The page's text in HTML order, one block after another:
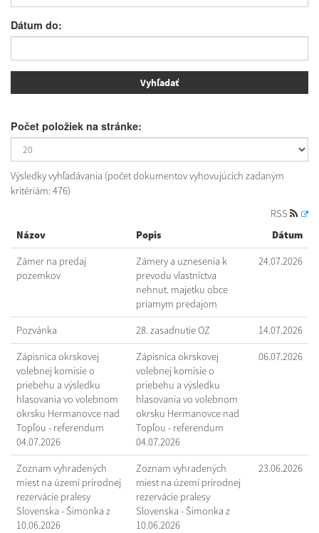
Dátum do:
Počet položiek na stránke:
Výsledky vyhľadávania (počet dokumentov vyhovujúcich zadaným
kritériám: 476)
RSS
Názov
Popis Dátum
Zámer na predaj
pozemkov
Zámery a uznesenia k
prevodu vlastníctva
nehnut. majetku obce
priamym predajom
24.07.2026
Pozvánka 28. zasadnutie OZ 14.07.2026
Zápisnica okrskovej
volebnej komisie o
priebehu a výsledku
hlasovania vo volebnom
okrsku Hermanovce nad
Topľou - referendum
04.07.2026
Zápisnica okrskovej
volebnej komisie o
priebehu a výsledku
hlasovania vo volebnom
okrsku Hermanovce nad
Topľou - referendum
04.07.2026
06.07.2026
Zoznam vyhradených
miest na území prírodnej
rezervácie pralesy
Slovenska - Šimonka z
10.06.2026
Zoznam vyhradených
miest na území prírodnej
rezervácie pralesy
Slovenska - Šimonka z
10.06.2026
23.06.2026